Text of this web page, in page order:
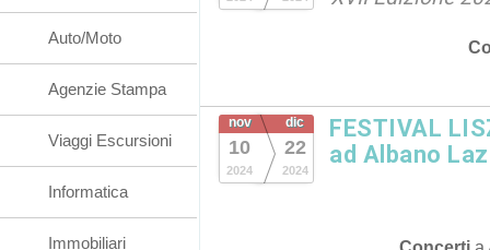
nov
10
2024
dic
22
2024
FESTIVAL
ad Albano
Auto/Moto
Agenzie Stampa
Viaggi Escursioni
Informatica
Immobiliari